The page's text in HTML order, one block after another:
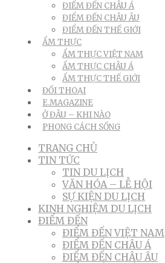
ĐIỂM ĐẾN CHÂU Á
ĐIỂM ĐẾN CHÂU ÂU
ĐIỂM ĐẾN THẾ GIỚI
ẨM THỰC
ẨM THỰC VIỆT NAM
ẨM THỰC CHÂU Á
ẨM THỰC THẾ GIỚI
ĐỐI THOẠI
E.MAGAZINE
Ở ĐÂU – KHI NÀO
PHONG CÁCH SỐNG
TRANG CHỦ
TIN TỨC
TIN DU LỊCH
VĂN HÓA – LỄ HỘI
SỰ KIỆN DU LỊCH
KINH NGHIỆM DU LỊCH
ĐIỂM ĐẾN
ĐIỂM ĐẾN VIỆT NAM
ĐIỂM ĐẾN CHÂU Á
ĐIỂM ĐẾN CHÂU ÂU